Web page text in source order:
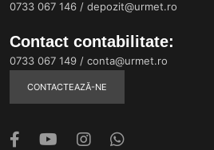
0733 067 146 / depozit@urmet.ro
Contact contabilitate:
0733 067 149 / conta@urmet.ro
CONTACTEAZĂ-NE